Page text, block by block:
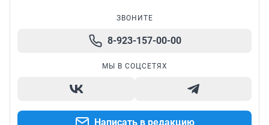
ЗВОНИТЕ
8-923-157-00-00
МЫ В СОЦСЕТЯХ
Написать в редакцию